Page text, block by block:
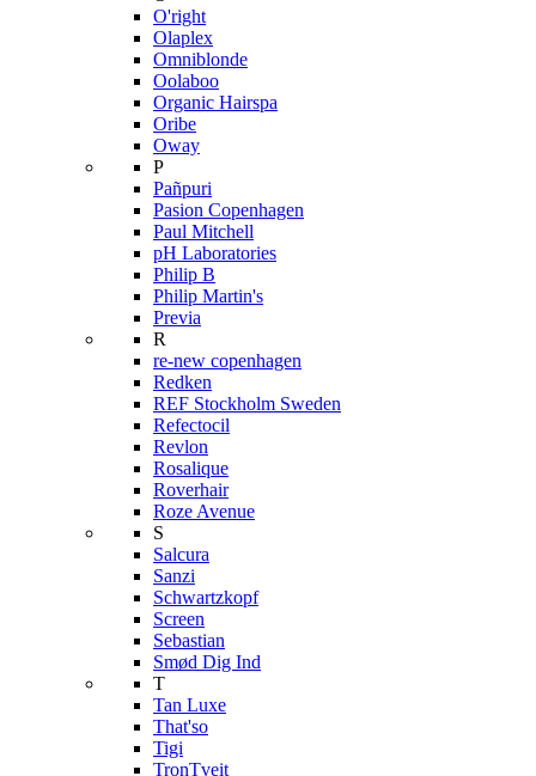
O'right
Olaplex
Omniblonde
Oolaboo
Organic Hairspa
Oribe
Oway
P
Pañpuri
Pasion Copenhagen
Paul Mitchell
pH Laboratories
Philip B
Philip Martin's
Previa
R
re-new copenhagen
Redken
REF Stockholm Sweden
Refectocil
Revlon
Rosalique
Roverhair
Roze Avenue
S
Salcura
Sanzi
Schwartzkopf
Screen
Sebastian
Smød Dig Ind
T
Tan Luxe
That'so
Tigi
TronTveit